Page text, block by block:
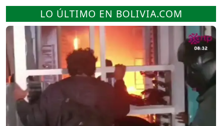
LO ÚLTIMO EN BOLIVIA.COM